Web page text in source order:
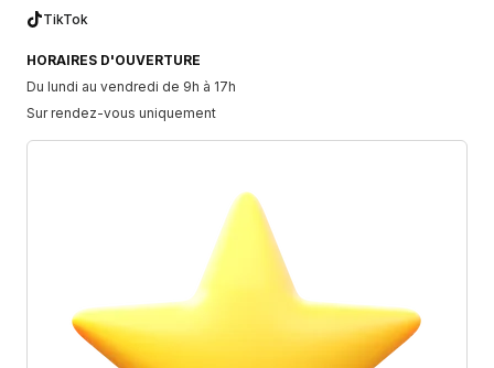
TikTok
HORAIRES D'OUVERTURE
Du lundi au vendredi de 9h à 17h
Sur rendez-vous uniquement